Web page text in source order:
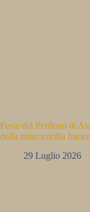
Festa del Perdono di
della misericordia
29 Luglio 2026